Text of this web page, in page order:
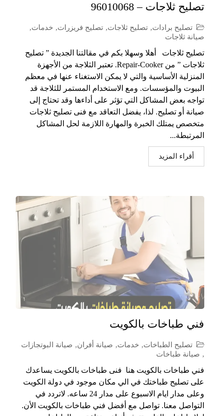
تصليح ثلاجات – 96010068
تصليح برادات, تصليح ثلاجات, تصليح فريزرات, خدمات,
صيانة ثلاجات
تصليح ثلاجات أهلا وسهلا بكم في مقالتنا الجديدة ” تصليح
ثلاجات ” من Repair-Cooker. تعتبر الثلاجة من الأجهزة
المنزلية الأساسية والتي لا يمكن الاستغناء عنها في معظم
البيوت والمؤسسات. ومع الاستخدام المستمر للثلاجة قد
تواجه بعض المشاكل التي تؤثر على أداءها وقد تحتاج إلى
صيانة أو تصليح. لذا، يفضل التعاقد مع فنى تصليح ثلاجات
متخصص يمتلك الخبرة والمهارة اللازمة لحل المشاكل
المرتبطة...
أقراء المزيد
فني طباخات بالكويت
تصليح الطباخات, خدمات, صيانة أفران, صيانة البوتجازات
, صيانة طباخات
فني طباخات بالكويت هنا فنى طباخات بالكويت يساعدك
على تصليح طباختك في الي مكان موجود في دولة الكويت
وعلى مدار ايام الاسبوع على مدار 24 ساعه. لاتردد في
التواصل معنا. تواصل مع أفضل فني طباخات بالكويت الأن.